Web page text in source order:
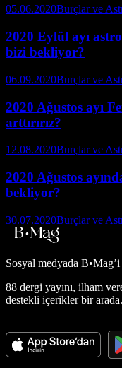
05.06.2020Burçlar ve
2020 Eylül ayı
bizi bekliyor?
06.09.2020Burçlar ve
2020 Ağustos ayı
arttırırız?
12.08.2020Burçlar ve
2020 Ağustos
bekliyor?
30.07.2020Burçlar ve
Sosyal medyada
88 dergi yayını, ilham
destekli içerikler bir